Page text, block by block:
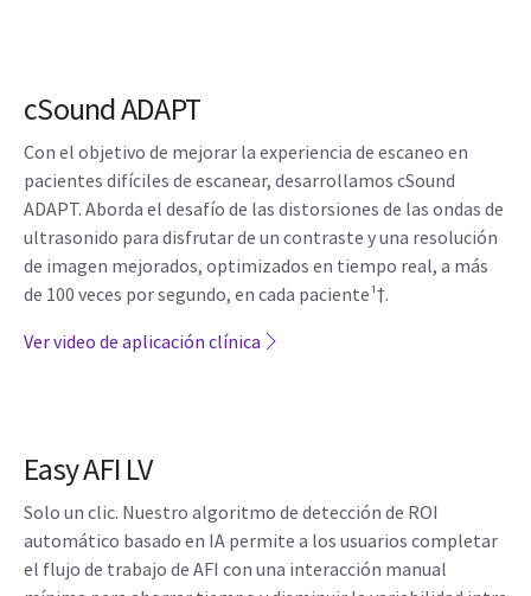
cSound ADAPT
Con el objetivo de mejorar la experiencia de escaneo en
pacientes difíciles de escanear, desarrollamos cSound
ADAPT. Aborda el desafío de las distorsiones de las ondas de
ultrasonido para disfrutar de un contraste y una resolución
de imagen mejorados, optimizados en tiempo real, a más
de 100 veces por segundo, en cada paciente¹†.
Ver video de aplicación clínica
Easy AFI LV
Solo un clic. Nuestro algoritmo de detección de ROI
automático basado en IA permite a los usuarios completar
el flujo de trabajo de AFI con una interacción manual